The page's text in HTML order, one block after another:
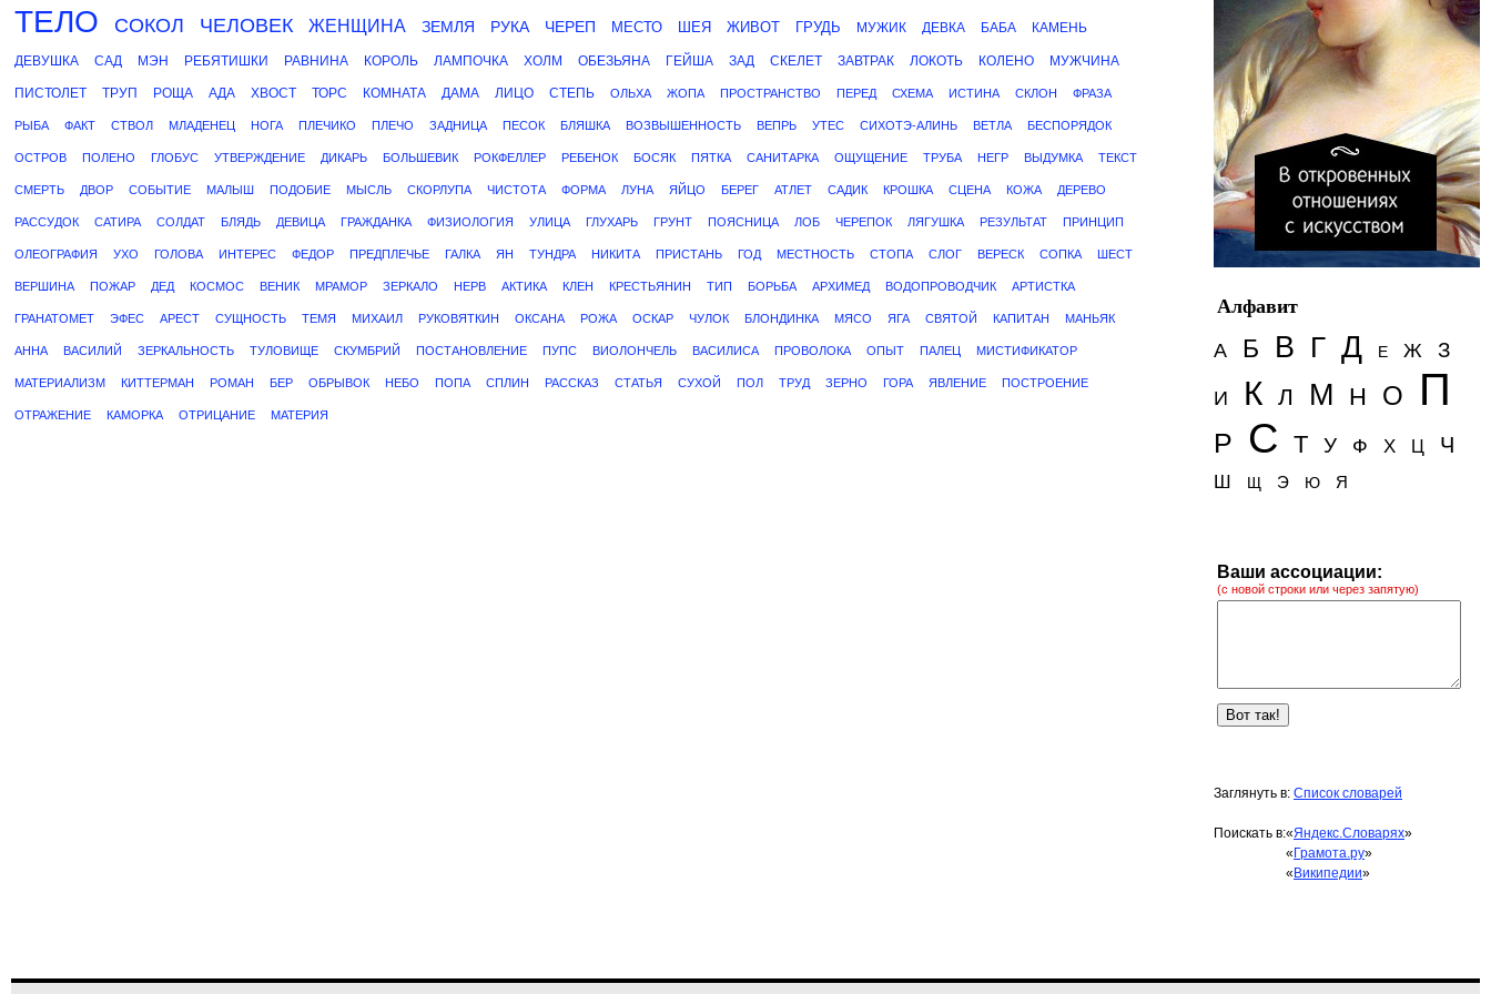
ТЕЛО СОКОЛ ЧЕЛОВЕК ЖЕНЩИНА ЗЕМЛЯ РУКА ЧЕРЕП МЕСТО ШЕЯ ЖИВОТ ГРУДЬ МУЖИК ДЕВКА БАБА КАМЕНЬ
ДЕВУШКА САД МЭН РЕБЯТИШКИ РАВНИНА КОРОЛЬ ЛАМПОЧКА ХОЛМ ОБЕЗЬЯНА ГЕЙША ЗАД СКЕЛЕТ ЗАВТРАК ЛОКОТЬ КОЛЕНО МУЖЧИНА
ПИСТОЛЕТ ТРУП РОЩА АДА ХВОСТ ТОРС КОМНАТА ДАМА ЛИЦО СТЕПЬ ОЛЬХА ЖОПА ПРОСТРАНСТВО ПЕРЕД СХЕМА ИСТИНА СКЛОН ФРАЗА
РЫБА ФАКТ СТВОЛ МЛАДЕНЕЦ НОГА ПЛЕЧИКО ПЛЕЧО ЗАДНИЦА ПЕСОК БЛЯШКА ВОЗВЫШЕННОСТЬ ВЕПРЬ УТЕС СИХОТЭ-АЛИНЬ ВЕТЛА БЕСПОРЯДОК
ОСТРОВ ПОЛЕНО ГЛОБУС УТВЕРЖДЕНИЕ ДИКАРЬ БОЛЬШЕВИК РОКФЕЛЛЕР РЕБЕНОК БОСЯК ПЯТКА САНИТАРКА ОЩУЩЕНИЕ ТРУБА НЕГР ВЫДУМКА ТЕКСТ
СМЕРТЬ ДВОР СОБЫТИЕ МАЛЫШ ПОДОБИЕ МЫСЛЬ СКОРЛУПА ЧИСТОТА ФОРМА ЛУНА ЯЙЦО БЕРЕГ АТЛЕТ САДИК КРОШКА СЦЕНА КОЖА ДЕРЕВО
РАССУДОК САТИРА СОЛДАТ БЛЯДЬ ДЕВИЦА ГРАЖДАНКА ФИЗИОЛОГИЯ УЛИЦА ГЛУХАРЬ ГРУНТ ПОЯСНИЦА ЛОБ ЧЕРЕПОК ЛЯГУШКА РЕЗУЛЬТАТ ПРИНЦИП
ОЛЕОГРАФИЯ УХО ГОЛОВА ИНТЕРЕС ФЕДОР ПРЕДПЛЕЧЬЕ ГАЛКА ЯН ТУНДРА НИКИТА ПРИСТАНЬ ГОД МЕСТНОСТЬ СТОПА СЛОГ ВЕРЕСК СОПКА ШЕСТ
ВЕРШИНА ПОЖАР ДЕД КОСМОС ВЕНИК МРАМОР ЗЕРКАЛО НЕРВ АКТИКА КЛЕН КРЕСТЬЯНИН ТИП БОРЬБА АРХИМЕД ВОДОПРОВОДЧИК АРТИСТКА
ГРАНАТОМЕТ ЭФЕС АРЕСТ СУЩНОСТЬ ТЕМЯ МИХАИЛ РУКОВЯТКИН ОКСАНА РОЖА ОСКАР ЧУЛОК БЛОНДИНКА МЯСО ЯГА СВЯТОЙ КАПИТАН МАНЬЯК
АННА ВАСИЛИЙ ЗЕРКАЛЬНОСТЬ ТУЛОВИЩЕ СКУМБРИЙ ПОСТАНОВЛЕНИЕ ПУПС ВИОЛОНЧЕЛЬ ВАСИЛИСА ПРОВОЛОКА ОПЫТ ПАЛЕЦ МИСТИФИКАТОР
МАТЕРИАЛИЗМ КИТТЕРМАН РОМАН БЕР ОБРЫВОК НЕБО ПОПА СПЛИН РАССКАЗ СТАТЬЯ СУХОЙ ПОЛ ТРУД ЗЕРНО ГОРА ЯВЛЕНИЕ ПОСТРОЕНИЕ
ОТРАЖЕНИЕ КАМОРКА ОТРИЦАНИЕ МАТЕРИЯ
Алфавит
А
Б В Г Д Е Ж З
И К Л М Н О П
Р С Т У Ф Х Ц Ч
Ш Щ Э Ю Я
Ваши ассоциации:
(с новой строки или через запятую)
Заглянуть в: Список словарей
Поискать в:«Яндекс.Словарях»
« Грамота.ру»
« Википедии»